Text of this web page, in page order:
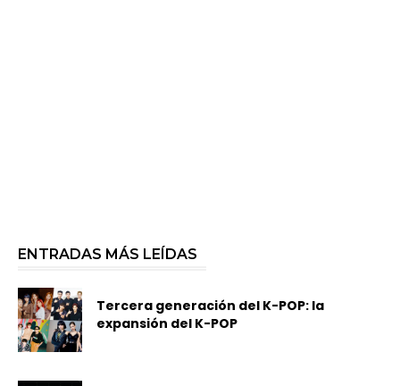
ENTRADAS MÁS LEÍDAS
Tercera generación del K-POP: la
expansión del K-POP